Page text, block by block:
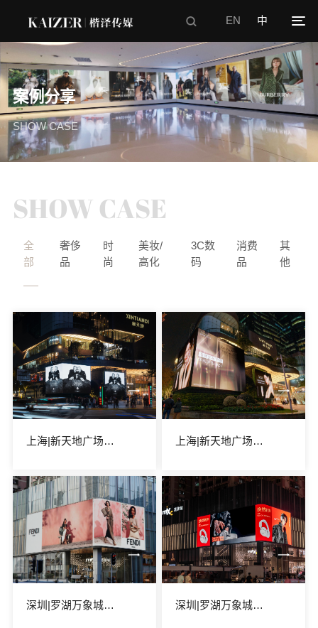
EN 中
案例分享
SHOW CASE
SHOW CASE
全
部
奢侈
品
时
尚
美妆/
高化
3C数
码
消费
品
其
他
上海|新天地广场「摩登光影」LED 上海|新天地广场「摩登光影」LED
深圳|罗湖万象城裸眼3D巨幕LED 深圳|罗湖万象城裸眼3D巨幕LED